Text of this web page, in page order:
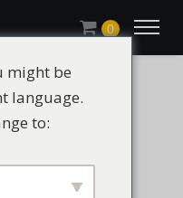
0
might be
language.
to: